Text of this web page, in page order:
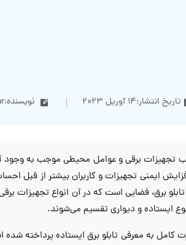
تاریخ انتشار:14 آوریل 2023 نویسنده:
برقی و عوامل محیطی موجب به وجود
ایمنی تجهیزات و کاربران بیشتر از قبل
تابلو برق، فضایی است که در آن انواع
نوع ایستاده و دیواری تقسیم می‌شوند.
کامل به معرفی تابلو برق ایستاده پرداخته